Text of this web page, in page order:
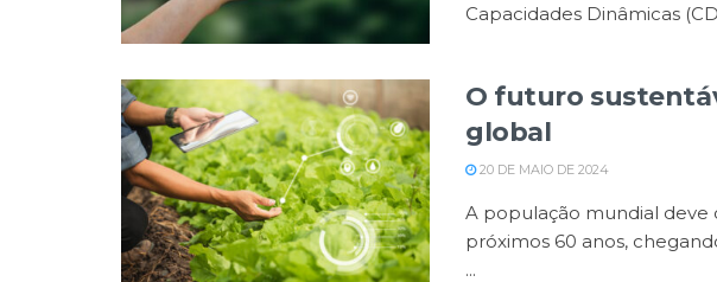
Capacidades Dinâmicas
O futuro
global
20 DE MAIO DE 2024
A população mundial deve
próximos 60 anos,
...